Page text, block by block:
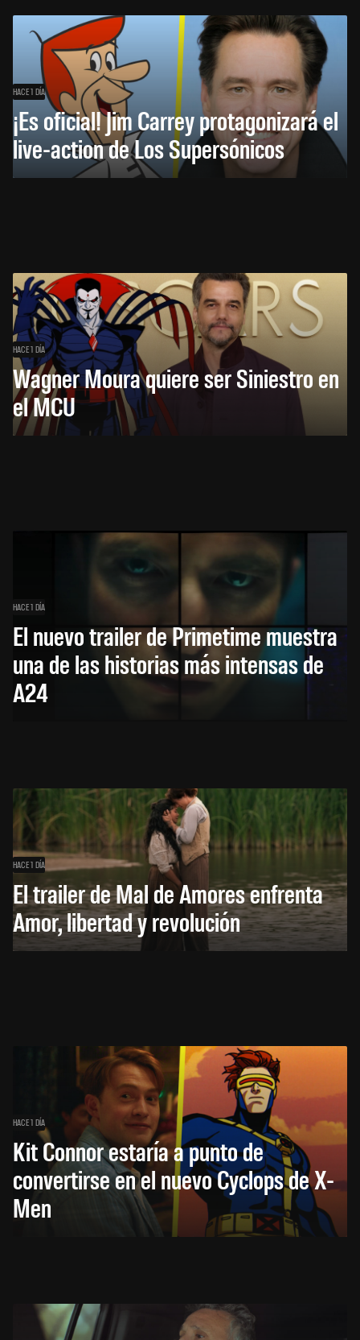
HACE 1 DÍA
¡Es oficial! Jim Carrey protagonizará el
live-action de Los Supersónicos
HACE 1 DÍA
Wagner Moura quiere ser Siniestro en
el MCU
HACE 1 DÍA
El nuevo trailer de Primetime muestra
una de las historias más intensas de
A24
HACE 1 DÍA
El trailer de Mal de Amores enfrenta
Amor, libertad y revolución
HACE 1 DÍA
Kit Connor estaría a punto de
convertirse en el nuevo Cyclops de X-
Men